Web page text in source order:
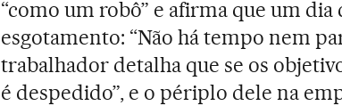
“como um robô” e afirma que um
esgotamento: “Não há tempo nem
trabalhador detalha que se os
é despedido”, e o périplo dele na